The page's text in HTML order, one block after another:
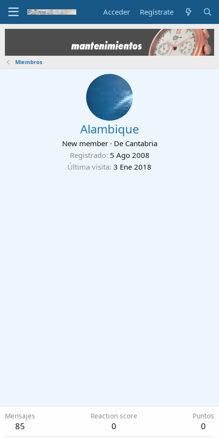
Acceder Regístrate
Miembros
Alambique
New member · De Cantabria
Registrado 5 Ago 2008
Última visita 3 Ene 2018
Mensajes
85
Reaction score
0
Puntos
0